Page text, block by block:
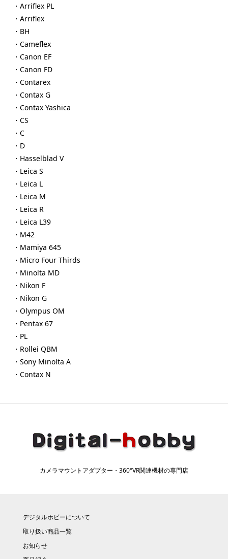
・Arriflex PL
・Arriflex
・BH
・Cameflex
・Canon EF
・Canon FD
・Contarex
・Contax G
・Contax Yashica
・CS
・C
・D
・Hasselblad V
・Leica S
・Leica L
・Leica M
・Leica R
・Leica L39
・M42
・Mamiya 645
・Micro Four Thirds
・Minolta MD
・Nikon F
・Nikon G
・Olympus OM
・Pentax 67
・PL
・Rollei QBM
・Sony Minolta A
・Contax N
カメラマウントアダプター・360°VR関連機材の専門店
デジタルホビーについて
取り扱い商品一覧
お知らせ